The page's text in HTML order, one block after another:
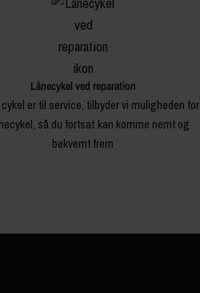
Lånecykel ved reparation
er til service, tilbyder vi muligheden for
så du fortsat kan komme nemt og
bekvemt frem